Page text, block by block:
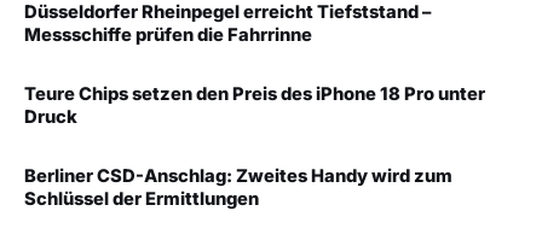
Düsseldorfer Rheinpegel erreicht Tiefststand –
Messschiffe prüfen die Fahrrinne
Teure Chips setzen den Preis des iPhone 18 Pro unter
Druck
Berliner CSD-Anschlag: Zweites Handy wird zum
Schlüssel der Ermittlungen